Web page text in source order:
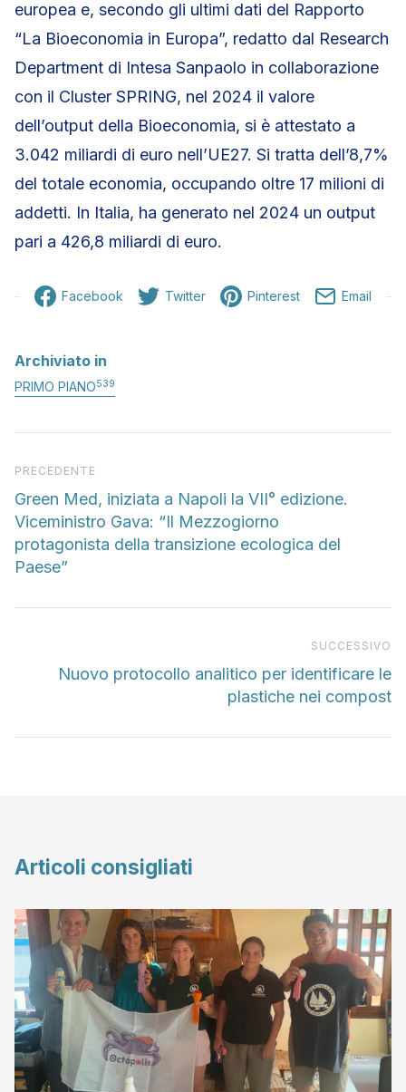
europea e, secondo gli ultimi dati del Rapporto
“La Bioeconomia in Europa”, redatto dal Research
Department di Intesa Sanpaolo in collaborazione
con il Cluster SPRING, nel 2024 il valore
dell’output della Bioeconomia, si è attestato a
3.042 miliardi di euro nell’UE27. Si tratta dell’8,7%
del totale economia, occupando oltre 17 milioni di
addetti. In Italia, ha generato nel 2024 un output
pari a 426,8 miliardi di euro.
Facebook Twitter Pinterest Email
Archiviato in
PRIMO PIANO539
Articolo precedente
PRECEDENTE
Green Med, iniziata a Napoli la VII° edizione.
Viceministro Gava: “Il Mezzogiorno
protagonista della transizione ecologica del
Paese”
SUCCESSIVO
Nuovo protocollo analitico per identificare le
plastiche nei compost
Articoli consigliati